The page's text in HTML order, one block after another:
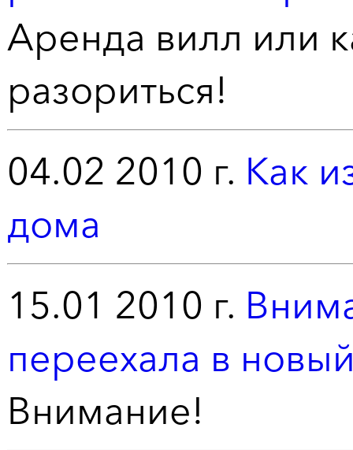
Аренда вилл или
разориться!
04.02 2010 г. Как
дома
15.01 2010 г.
переехала в
Внимание!